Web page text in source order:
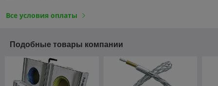
Все условия оплаты
Подобные товары компании